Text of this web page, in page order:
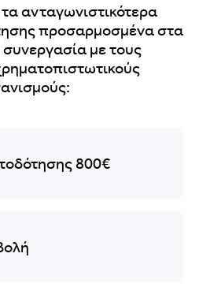
ανταγωνιστικότερα
προσαρμοσμένα στα
με τους
800€